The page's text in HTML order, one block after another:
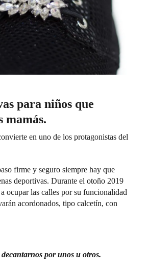
para niños que
mamás.
en uno de los protagonistas del
firme y seguro siempre hay que
deportivas. Durante el otoño 2019
ocupar las calles por su funcionalidad
acordonados, tipo calcetín, con
por unos u otros.